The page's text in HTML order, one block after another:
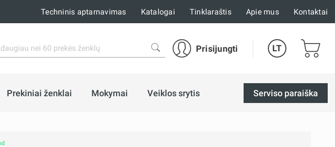
Techninis aptarnavimas Katalogai Tinklaraštis Apie mus Kontaktai
Prisijungti LT
Prekiniai ženklai Mokymai Veiklos srytis Serviso paraiška